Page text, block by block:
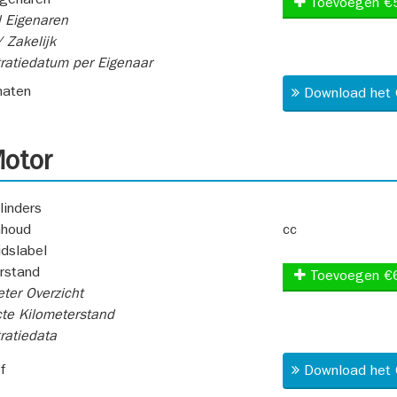
Zakelijk
per Eigenaar
Toevoegen
Download
cc
Overzicht
Kilometerstand
Toevoegen
Download